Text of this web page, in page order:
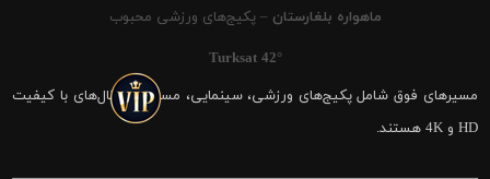
ماهواره بلغارستان – پکیج‌های ورزشی محبوب
Turksat 42°
مسیرهای فوق شامل پکیج‌های ورزشی، سینمایی، مستند و کانال‌های با کیفیت
HD و 4K هستند.